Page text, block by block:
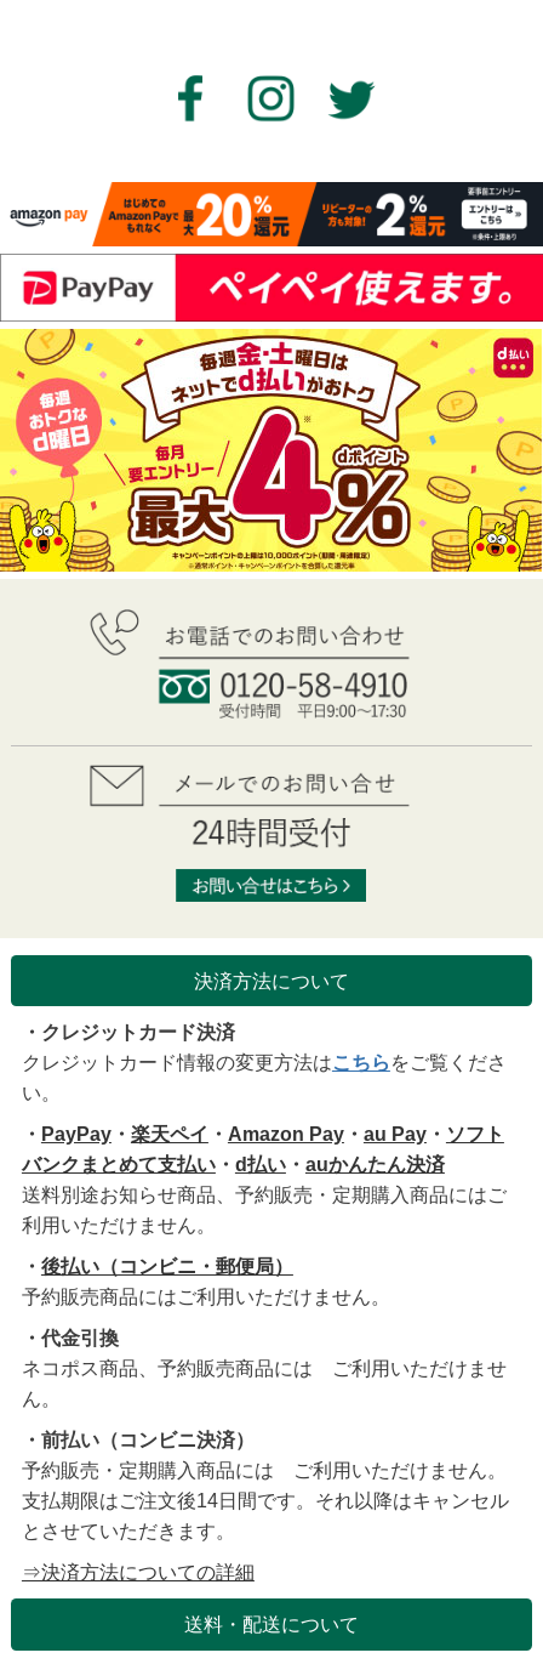
決済方法について
・クレジットカード決済
クレジットカード情報の変更方法はこちら をご覧くださ
い。
・ PayPay・ 楽天ペイ ・ Amazon Pay・ au Pay・ ソフト
バンクまとめて支払い・ d払い・ auかんたん決済
送料別途お知らせ商品、予約販売・定期購入商品にはご
利用いただけません。
・ 後払い（コンビニ・郵便局）
予約販売商品にはご利用いただけません。
・代金引換
ネコポス商品、予約販売商品には ご利用いただけませ
ん。
・前払い（コンビニ決済）
予約販売・定期購入商品には ご利用いただけません。
支払期限はご注文後14日間です。それ以降はキャンセル
とさせていただきます。
⇒決済方法についての詳細
送料・配送について